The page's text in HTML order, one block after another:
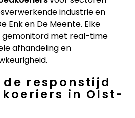
industrie en
Enk en De Meente. Elke
met real-time
afhandeling en
de responstijd
in Olst-